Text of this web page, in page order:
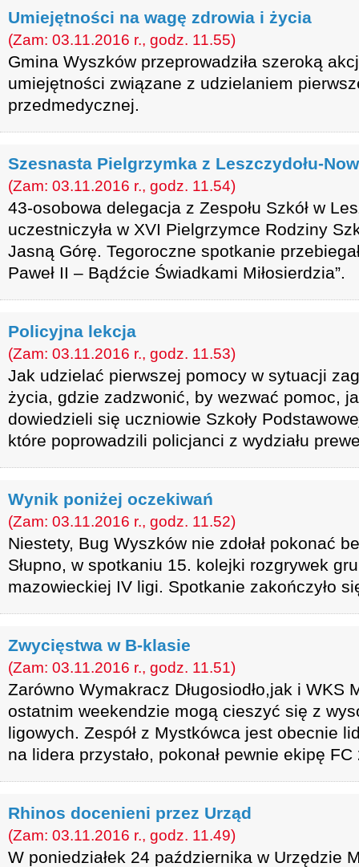
Umiejętności na wagę zdrowia i życia
(Zam: 03.11.2016 r., godz. 11.55)
Gmina Wyszków przeprowadziła szeroką
umiejętności związane z udzielaniem
przedmedycznej.
Szesnasta Pielgrzymka z Leszczydołu-
(Zam: 03.11.2016 r., godz. 11.54)
43-osobowa delegacja z Zespołu Szkół w
uczestniczyła w XVI Pielgrzymce Rodziny
Jasną Górę. Tegoroczne spotkanie
Paweł II – Bądźcie Świadkami Miłosierdzia”.
Policyjna lekcja
(Zam: 03.11.2016 r., godz. 11.53)
Jak udzielać pierwszej pomocy w sytuacji
życia, gdzie zadzwonić, by wezwać pomoc,
dowiedzieli się uczniowie Szkoły
które poprowadzili policjanci z wydziału
Wynik poniżej oczekiwań
(Zam: 03.11.2016 r., godz. 11.52)
Niestety, Bug Wyszków nie zdołał pokonać
Słupno, w spotkaniu 15. kolejki rozgrywek
mazowieckiej IV ligi. Spotkanie zakończyło
Zwycięstwa w B-klasie
(Zam: 03.11.2016 r., godz. 11.51)
Zarówno Wymakracz Długosiodło,jak i WKS
ostatnim weekendzie mogą cieszyć się z
ligowych. Zespół z Mystkówca jest obecnie
na lidera przystało, pokonał pewnie ekipę
Rhinos docenieni przez Urząd
(Zam: 03.11.2016 r., godz. 11.49)
W poniedziałek 24 października w Urzędzie